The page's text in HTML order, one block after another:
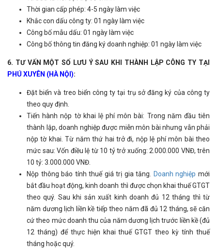
Thời gian cấp phép: 4-5 ngày làm việc
Khắc con dấu công ty: 01 ngày làm việc
Công bố mẫu dấu: 01 ngày làm việc
Công bố thông tin đăng ký doanh nghiệp: 01 ngày làm việc
6. TƯ VẤN MỘT SỐ LƯU Ý SAU KHI THÀNH LẬP CÔNG TY TẠI
PHÚ XUYÊN (HÀ NỘI):
Đặt biển và treo biển công ty tại trụ sở đăng ký của công ty
theo quy định.
Tiến hành nộp tờ khai lệ phí môn bài: Trong năm đầu tiên
thành lập, doanh nghiệp được miễn môn bài nhưng vẫn phải
nộp tờ khai. Từ năm thứ hai trở đi, nộp lệ phí môn bài theo
mức sau: Vốn điều lệ từ 10 tỷ trở xuống: 2.000.000 VNĐ, trên
10 tỷ: 3.000.000 VNĐ.
Nộp thông báo tính thuế giá trị gia tăng.
Doanh nghiệp mới
bắt đầu hoạt động, kinh doanh thì được chọn khai thuế GTGT
theo quý. Sau khi sản xuất kinh doanh đủ 12 tháng thì từ
năm dương lịch liền kề tiếp theo năm đã đủ 12 tháng, sẽ căn
cứ theo mức doanh thu của năm dương lịch trước liền kề (đủ
12 tháng) để thực hiện khai thuế GTGT theo kỳ tính thuế
tháng hoặc quý.